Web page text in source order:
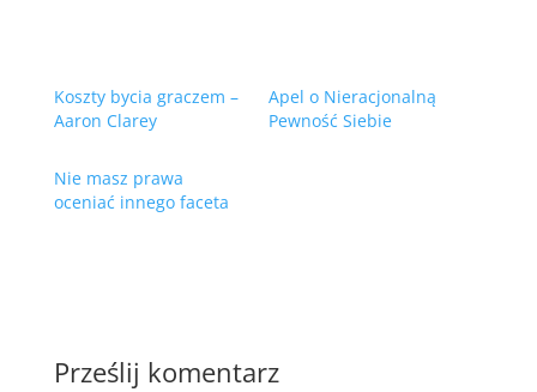
Koszty bycia graczem –
Aaron Clarey
Apel o Nieracjonalną
Pewność Siebie
Nie masz prawa
oceniać innego faceta
Prześlij komentarz